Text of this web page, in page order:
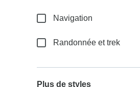
Navigation
Randonnée et trek
Plus de styles